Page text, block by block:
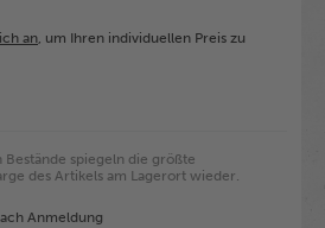
an, um Ihren individuellen Preis zu
Bestände spiegeln die größte
des Artikels am Lagerort wieder.
Anmeldung